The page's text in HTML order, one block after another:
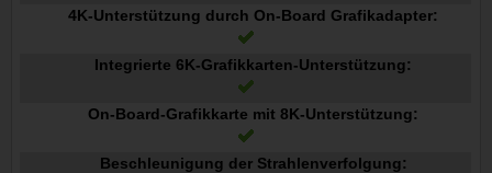
4K-Unterstützung durch On-Board Grafikadapter:
Integrierte 6K-Grafikkarten-Unterstützung:
On-Board-Grafikkarte mit 8K-Unterstützung:
Beschleunigung der Strahlenverfolgung: